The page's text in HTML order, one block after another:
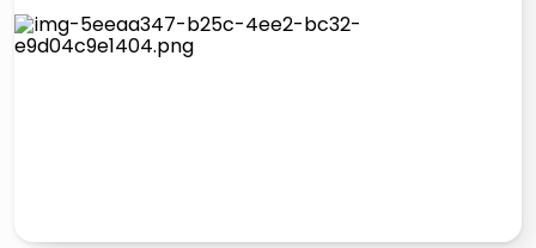
pattumiera raccolta differenziata